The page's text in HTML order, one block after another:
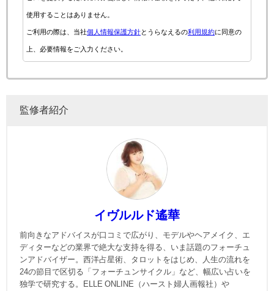
使用することはありません。
ご利用の際は、当社個人情報保護方針とうらなえるの利用規約に同意の
上、必要情報をご入力ください。
監修者紹介
イヴルルド遙華
前向きなアドバイスが口コミで広がり、モデルやヘアメイク、エ
ディターなどの業界で絶大な支持を得る、いま話題のフォーチュ
ンアドバイザー。西洋占星術、タロットをはじめ、人生の流れを
24の節目で区切る「フォーチュンサイクル」など、幅広い占いを
独学で研究する。ELLE ONLINE（ハースト婦人画報社）や